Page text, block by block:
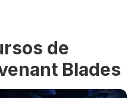
de
Blades